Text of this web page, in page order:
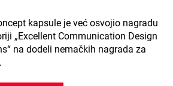
kapsule je već osvojio nagradu
„Excellent Communication Design
na dodeli nemačkih nagrada za